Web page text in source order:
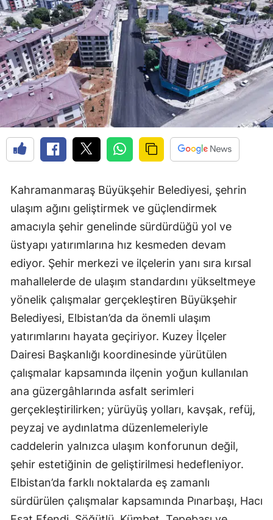
Kahramanmaraş Büyükşehir Belediyesi, şehrin
ulaşım ağını geliştirmek ve güçlendirmek
amacıyla şehir genelinde sürdürdüğü yol ve
üstyapı yatırımlarına hız kesmeden devam
ediyor. Şehir merkezi ve ilçelerin yanı sıra kırsal
mahallelerde de ulaşım standardını yükseltmeye
yönelik çalışmalar gerçekleştiren Büyükşehir
Belediyesi, Elbistan’da da önemli ulaşım
yatırımlarını hayata geçiriyor. Kuzey İlçeler
Dairesi Başkanlığı koordinesinde yürütülen
çalışmalar kapsamında ilçenin yoğun kullanılan
ana güzergâhlarında asfalt serimleri
gerçekleştirilirken; yürüyüş yolları, kavşak, refüj,
peyzaj ve aydınlatma düzenlemeleriyle
caddelerin yalnızca ulaşım konforunun değil,
şehir estetiğinin de geliştirilmesi hedefleniyor.
Elbistan’da farklı noktalarda eş zamanlı
sürdürülen çalışmalar kapsamında Pınarbaşı, Hacı